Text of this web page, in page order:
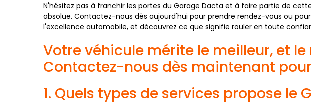
N'hésitez pas à franchir les portes du Garage Dacta et à faire partie de
absolue. Contactez-nous dès aujourd'hui pour prendre rendez-vous ou
l'excellence automobile, et découvrez ce que signifie rouler en toute
Votre véhicule mérite le meilleur, et
Contactez-nous dès maintenant
1. Quels types de services propose le